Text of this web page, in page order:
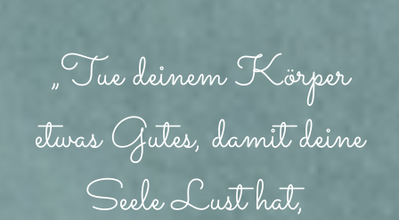
„Tue deinem Körper
etwas Gutes, damit deine
Seele Lust hat,